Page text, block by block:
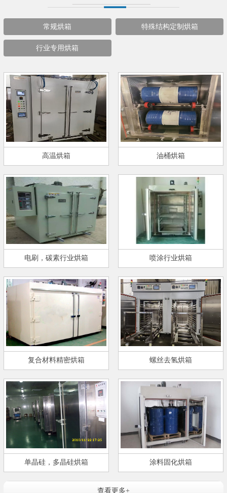
常规烘箱 特殊结构定制烘箱
行业专用烘箱
高温烘箱 油桶烘箱
电刷，碳素行业烘箱 喷涂行业烘箱
复合材料精密烘箱 螺丝去氢烘箱
单晶硅，多晶硅烘箱 涂料固化烘箱
查看更多+